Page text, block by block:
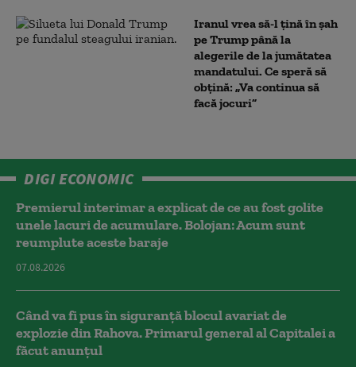
Iranul vrea să-l țină în șah
pe Trump până la
alegerile de la jumătatea
mandatului. Ce speră să
obțină: „Va continua să
facă jocuri”
DIGI ECONOMIC
Premierul interimar a explicat de ce au fost golite
unele lacuri de acumulare. Bolojan: Acum sunt
reumplute aceste baraje
07.08.2026
Când va fi pus în siguranță blocul avariat de
explozie din Rahova. Primarul general al Capitalei a
făcut anunțul